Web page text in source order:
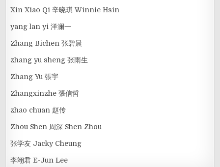
Xin Xiao Qi 辛晓琪 Winnie Hsin
yang lan yi 洋澜一
Zhang Bichen 张碧晨
zhang yu sheng 张雨生
Zhang Yu 張宇
Zhangxinzhe 張信哲
zhao chuan 赵传
Zhou Shen 周深 Shen Zhou
张学友 Jacky Cheung
李翊君 E-Jun Lee